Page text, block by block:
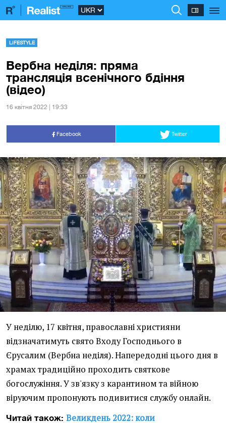
LIFESTYLE
Вербна неділя: пряма
трансляція всенічного бдіння
(відео)
16 квiтня 2022 | 19:33
Facebook Twitter
У неділю, 17 квітня, православні християни
відзначатимуть свято Входу Господнього в
Єрусалим (Вербна неділя). Напередодні цього дня в
храмах традиційно проходить святкове
богослужіння. У зв'язку з карантином та війною
віруючим пропонують подивитися службу онлайн.
Читай також: Великдень 2022: коли